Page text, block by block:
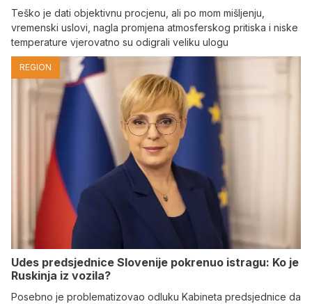
Teško je dati objektivnu procjenu, ali po mom mišljenju,
vremenski uslovi, nagla promjena atmosferskog pritiska i niske
temperature vjerovatno su odigrali veliku ulogu
REGION
Udes predsjednice Slovenije pokrenuo istragu: Ko je
Ruskinja iz vozila?
Posebno je problematizovao odluku Kabineta predsjednice da